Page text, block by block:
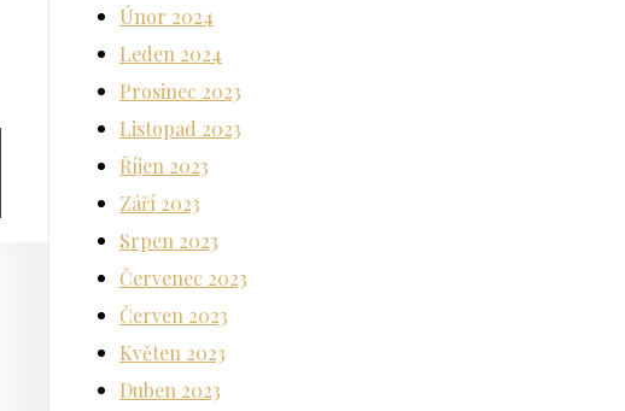
Únor 2024
Leden 2024
Prosinec 2023
Listopad 2023
Říjen 2023
Září 2023
Srpen 2023
Červenec 2023
Červen 2023
Květen 2023
Duben 2023